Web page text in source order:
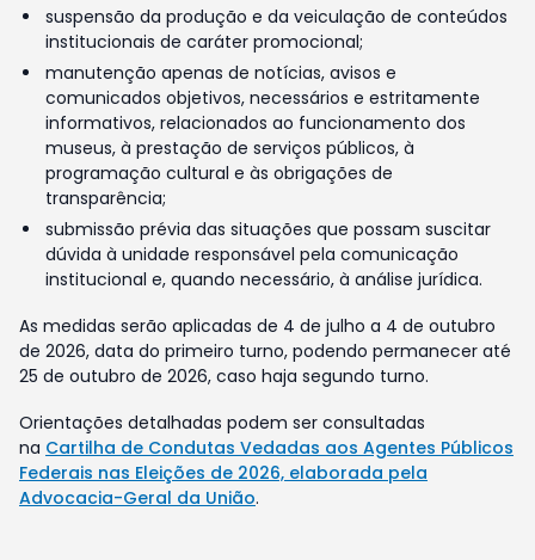
suspensão da produção e da veiculação de conteúdos
institucionais de caráter promocional;
manutenção apenas de notícias, avisos e
comunicados objetivos, necessários e estritamente
informativos, relacionados ao funcionamento dos
museus, à prestação de serviços públicos, à
programação cultural e às obrigações de
transparência;
submissão prévia das situações que possam suscitar
dúvida à unidade responsável pela comunicação
institucional e, quando necessário, à análise jurídica.
As medidas serão aplicadas de 4 de julho a 4 de outubro
de 2026, data do primeiro turno, podendo permanecer até
25 de outubro de 2026, caso haja segundo turno.
Orientações detalhadas podem ser consultadas
na Cartilha de Condutas Vedadas aos Agentes Públicos
Federais nas Eleições de 2026, elaborada pela
Advocacia-Geral da União.